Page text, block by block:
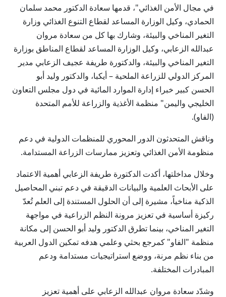
في مجال الأمن الغذائي"، قدمها سعادة الدكتور محمد سلمان
الحمادي، وكيل الوزارة المساعد لقطاع التنوع الغذائي وزارة
التغير المناخي والبيئة، وشارك بها كل من سعادة مروان
عبدالله الزعابي، وكيل الوزارة المساعد لقطاع المناطق بوزارة
التغير المناخي والبيئة، والدكتورة طريفة عجيف الزعابي مدير
المركز الدولي للزراعة الملحية – أيكبا، والدكتور وليد أبو
الحسن كبير خبراء إدارة الموارد المائية في دول مجلس التعاون
الخليجي واليمن" منظمة الأغذية والزراعة للأمم المتحدة
(الفاو).
وناقش المتحدثون الدور المحوري للمنظمات الدولية في دعم
منظومة الأمن الغذائي وتعزيز ممارسات الزراعة المستدامة.
وخلال مداخلتها، أكدت الدكتورة طريفة الزعابي أهمية الاعتماد
على الأبحاث العلمية والبيانات الدقيقة في دعم تبني المحاصيل
الذكية مناخياً، مشيرة إلى أن الحلول المستندة إلى العلم تُعدّ
ركيزة أساسية في تعزيز مرونة النظم الزراعية في مواجهة
التغير المناخي، بينما تطرق الدكتور وليد أبو الحسن إلى مكانة
منظمة "الفاو" كمرجع بحثي وعلمي هدفه تمكين الدول العربية
من بناء نظم مرنة، ووضع استراتيجيات مستدامة ودعم
المبادرات المختلفة.
وشدّد سعادة مروان عبدالله الزعابي على أهمية تعزيز